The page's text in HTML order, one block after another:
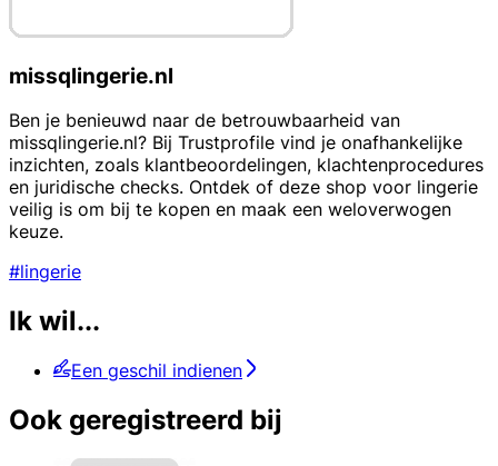
missqlingerie.nl
Ben je benieuwd naar de betrouwbaarheid van
missqlingerie.nl? Bij Trustprofile vind je onafhankelijke
inzichten, zoals klantbeoordelingen, klachtenprocedures
en juridische checks. Ontdek of deze shop voor lingerie
veilig is om bij te kopen en maak een weloverwogen
keuze.
#lingerie
Ik wil...
Een geschil indienen
Ook geregistreerd bij